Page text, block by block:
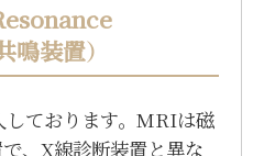
装置）
ております。MRIは磁
、X線診断装置と異な